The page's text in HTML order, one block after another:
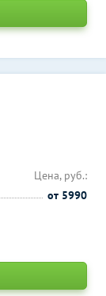
Цена, руб.:
от 5990